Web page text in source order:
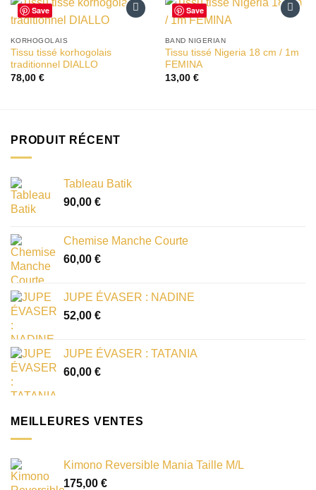
Save
KORHOGOLAIS
Tissu tissé korhogolais
traditionnel DIALLO
78,00 €
Save
d’envies
BAND NIGERIAN
Tissu tissé Nigeria 18 cm / 1m
FEMINA
13,00 €
PRODUIT RÉCENT
Tableau Batik
90,00 €
Chemise Manche Courte
60,00 €
JUPE ÉVASER : NADINE
52,00 €
JUPE ÉVASER : TATANIA
60,00 €
MEILLEURES VENTES
Kimono Reversible Mania Taille M/L
175,00 €